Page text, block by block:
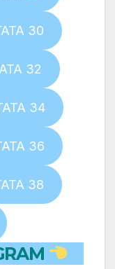
30
32
34
36
38